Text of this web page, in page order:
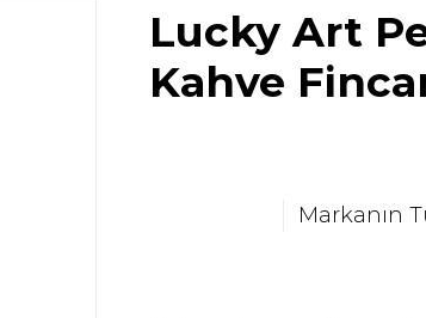
Lucky Art
Kahve
Markanın